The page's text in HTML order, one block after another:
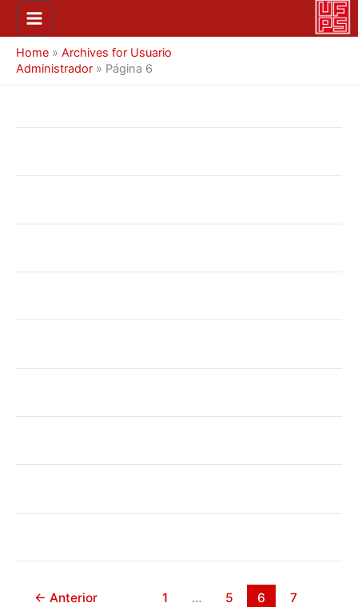
contenido
Main
Menu
Home » Archives for Usuario
Administrador » Página 6
← Anterior 1 … 5 6
7